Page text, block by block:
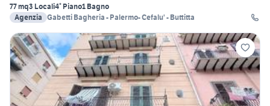
77 mq3 Locali4° Piano1 Bagno
Agenzia Gabetti Bagheria - Palermo- Cefalu' - Buttitta